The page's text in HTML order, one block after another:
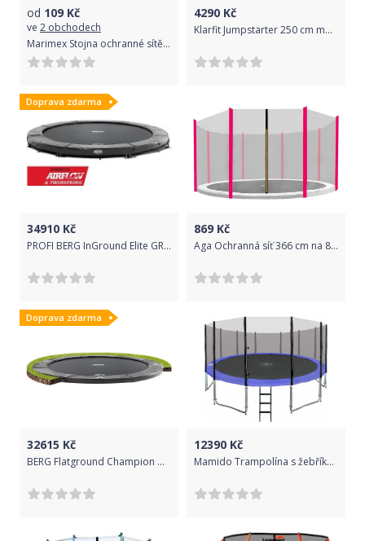
od 109 Kč
ve 2 obchodech
Marimex Stojna ochranné sítě horní k trampolínám 366 cm od r.2016
4290 Kč
Klarfit Jumpstarter 250 cm modrá
Doprava zdarma
34910 Kč
PROFI BERG InGround Elite GREY 430 cm
869 Kč
Aga Ochranná síť 366 cm na 8 tyčí Black net / Pink
Doprava zdarma
32615 Kč
BERG Flatground Champion GREY 430
12390 Kč
Mamido Trampolína s žebříkem 487 cm modrá